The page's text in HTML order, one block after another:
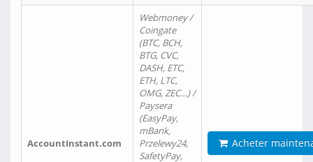
AccountInstant.com
Webmoney /
Coingate
(BTC, BCH,
BTG, CVC,
DASH, ETC,
ETH, LTC,
OMG, ZEC…) /
Paysera
(EasyPay,
mBank,
Przelewy24,
SafetyPay,
Acheter